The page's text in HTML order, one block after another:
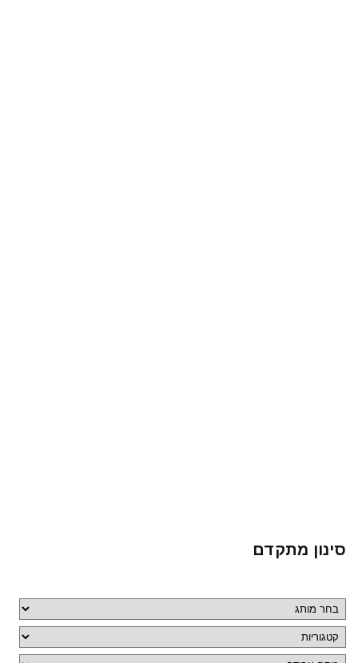
סינון מתקדם